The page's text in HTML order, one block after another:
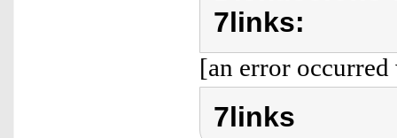
7links:
[an error
7links